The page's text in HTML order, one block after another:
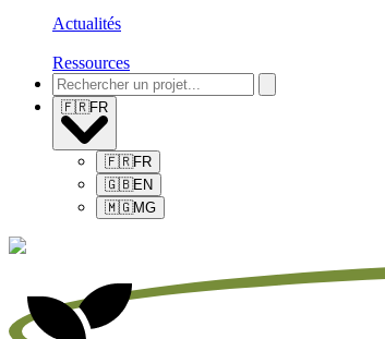
Actualités
Ressources
🇫🇷FR
🇫🇷FR
🇬🇧EN
🇲🇬MG